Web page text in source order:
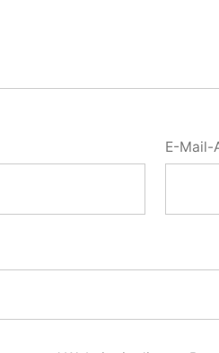
E-Mail-